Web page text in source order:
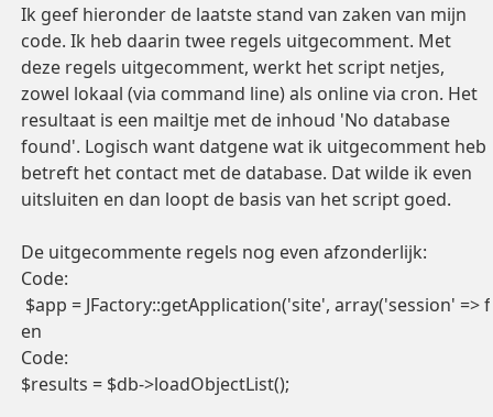
Ik geef hieronder de laatste stand van zaken van mijn
code. Ik heb daarin twee regels uitgecomment. Met
deze regels uitgecomment, werkt het script netjes,
zowel lokaal (via command line) als online via cron. Het
resultaat is een mailtje met de inhoud 'No database
found'. Logisch want datgene wat ik uitgecomment heb
betreft het contact met de database. Dat wilde ik even
uitsluiten en dan loopt de basis van het script goed.
De uitgecommente regels nog even afzonderlijk:
Code:
$app = JFactory::getApplication('site', array('session' =>
en
Code:
$results = $db->loadObjectList();